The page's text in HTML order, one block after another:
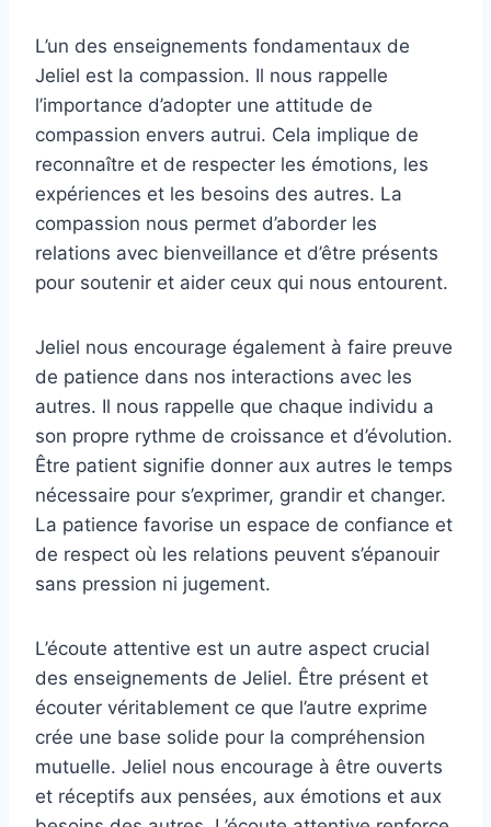
L’un des enseignements fondamentaux de
Jeliel est la compassion. Il nous rappelle
l’importance d’adopter une attitude de
compassion envers autrui. Cela implique de
reconnaître et de respecter les émotions, les
expériences et les besoins des autres. La
compassion nous permet d’aborder les
relations avec bienveillance et d’être présents
pour soutenir et aider ceux qui nous entourent.
Jeliel nous encourage également à faire preuve
de patience dans nos interactions avec les
autres. Il nous rappelle que chaque individu a
son propre rythme de croissance et d’évolution.
Être patient signifie donner aux autres le temps
nécessaire pour s’exprimer, grandir et changer.
La patience favorise un espace de confiance et
de respect où les relations peuvent s’épanouir
sans pression ni jugement.
L’écoute attentive est un autre aspect crucial
des enseignements de Jeliel. Être présent et
écouter véritablement ce que l’autre exprime
crée une base solide pour la compréhension
mutuelle. Jeliel nous encourage à être ouverts
et réceptifs aux pensées, aux émotions et aux